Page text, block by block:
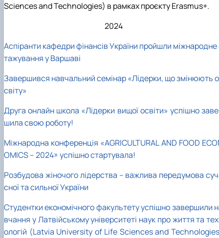
Sciences and Technologies) в рамках проєкту Erasmus+.
2024
Аспіранти кафедри фінансів України пройшли міжнародне
тажування у Варшаві
Завершився навчальний семінар «Лідерки, що змінюють о
світу»
Друга онлайн школа «Лідерки вищої освіти» успішно
шила свою роботу!
Міжнародна конференція «AGRICULTURAL AND FOOD
OMICS – 2024» успішно стартувала!
Розбудова жіночого лідерства – важлива передумова
сної та сильної України
Студентки економічного факультету успішно завершили
вчання у Латвійському університеті наук про життя та
ологій (Latvia University of Life Sciences and